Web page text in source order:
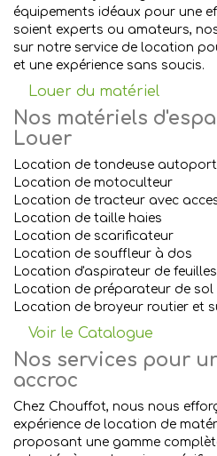
équipements idéaux pour une
soient experts ou amateurs,
sur notre service de location
et une expérience sans soucis.
Louer du matériel
Nos matériels
Louer
Location de tondeuse
Location de motoculteur
Location de tracteur avec
Location de taille haies
Location de scarificateur
Location de souffleur à dos
Location d'aspirateur de feuilles
Location de préparateur de sol
Location de broyeur routier et
Voir le Catalogue
Nos services pour
accroc
Chez Chouffot, nous nous
expérience de location de
proposant une gamme